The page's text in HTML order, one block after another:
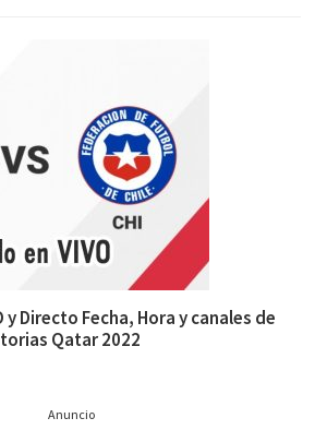
y Directo Fecha, Hora y canales de
Qatar 2022
Anuncio